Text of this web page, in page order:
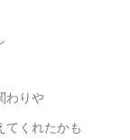
わりや
てくれたかも